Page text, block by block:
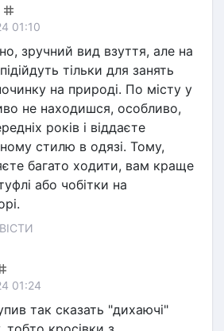
01:10
зручний вид взуття, але на
тільки для занять
на природі. По місту у
не находишся, особливо,
років і віддаєте
стилю в одязі. Тому,
багато ходити, вам краще
або чобітки на
01:24
так сказать "дихаючі"